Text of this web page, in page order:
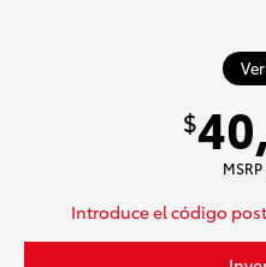
$
Introduce el código